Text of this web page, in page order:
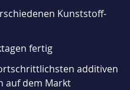
Kunststoff-
fertig
additiven
auf dem Markt